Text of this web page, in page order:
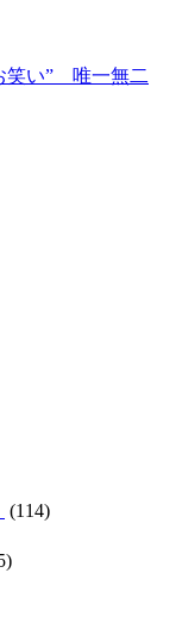
笑い” 唯一無二
(114)